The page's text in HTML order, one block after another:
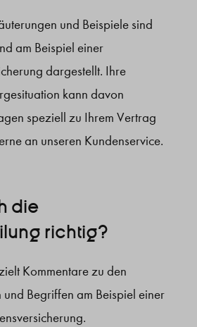
und Beispiele sind
am Beispiel einer
dargestellt. Ihre
kann davon
speziell zu Ihrem Vertrag
an unseren Kundenservice.
die
richtig?
Kommentare zu den
Begriffen am Beispiel einer